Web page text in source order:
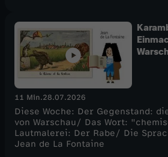
schreiben lernen. (4) Das Rätsel
11 Min.28.07.2026
Diese Woche: Der Gegenstand:
von Warschau/ Das Wort:
Lautmalerei: Der Rabe/ Die
Jean de La Fontaine